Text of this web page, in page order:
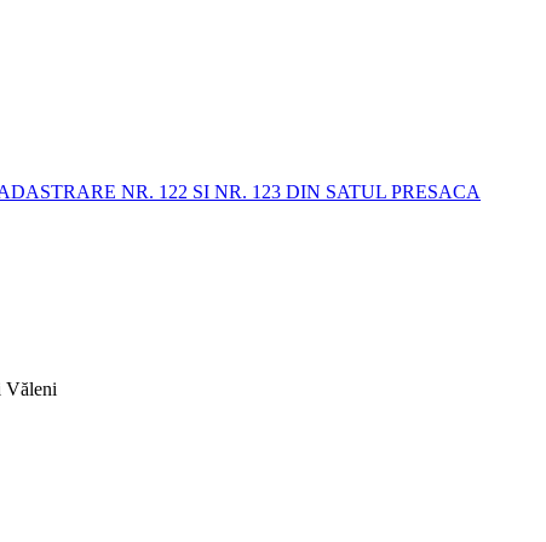
NR. 122 SI NR. 123 DIN SATUL PRESACA
Văleni